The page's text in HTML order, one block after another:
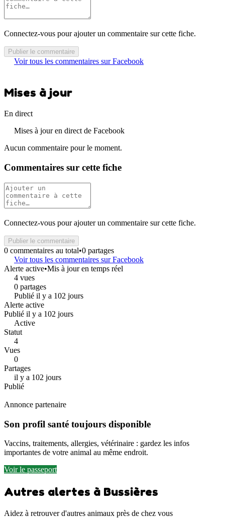
Connectez-vous pour ajouter un commentaire sur cette fiche.
Publier le commentaire
Voir tous les commentaires sur Facebook
Mises à jour
En direct
Mises à jour en direct de Facebook
Aucun commentaire pour le moment.
Commentaires sur cette fiche
Connectez-vous pour ajouter un commentaire sur cette fiche.
Publier le commentaire
0 commentaires au total•0 partages
Voir tous les commentaires sur Facebook
Alerte active•Mis à jour en temps réel
4 vues
0 partages
Publié il y a 102 jours
Alerte active
Publié il y a 102 jours
Active
Statut
4
Vues
0
Partages
il y a 102 jours
Publié
Annonce partenaire
Son profil santé toujours disponible
Vaccins, traitements, allergies, vétérinaire : gardez les infos
importantes de votre animal au même endroit.
Voir le passeport
Autres alertes à Bussières
Aidez à retrouver d'autres animaux près de chez vous